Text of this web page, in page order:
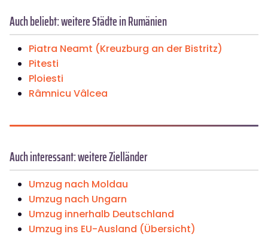
Auch beliebt: weitere Städte in Rumänien
Piatra Neamt (Kreuzburg an der Bistritz)
Pitesti
Ploiesti
Râmnicu Vâlcea
Auch interessant: weitere Zielländer
Umzug nach Moldau
Umzug nach Ungarn
Umzug innerhalb Deutschland
Umzug ins EU-Ausland (Übersicht)